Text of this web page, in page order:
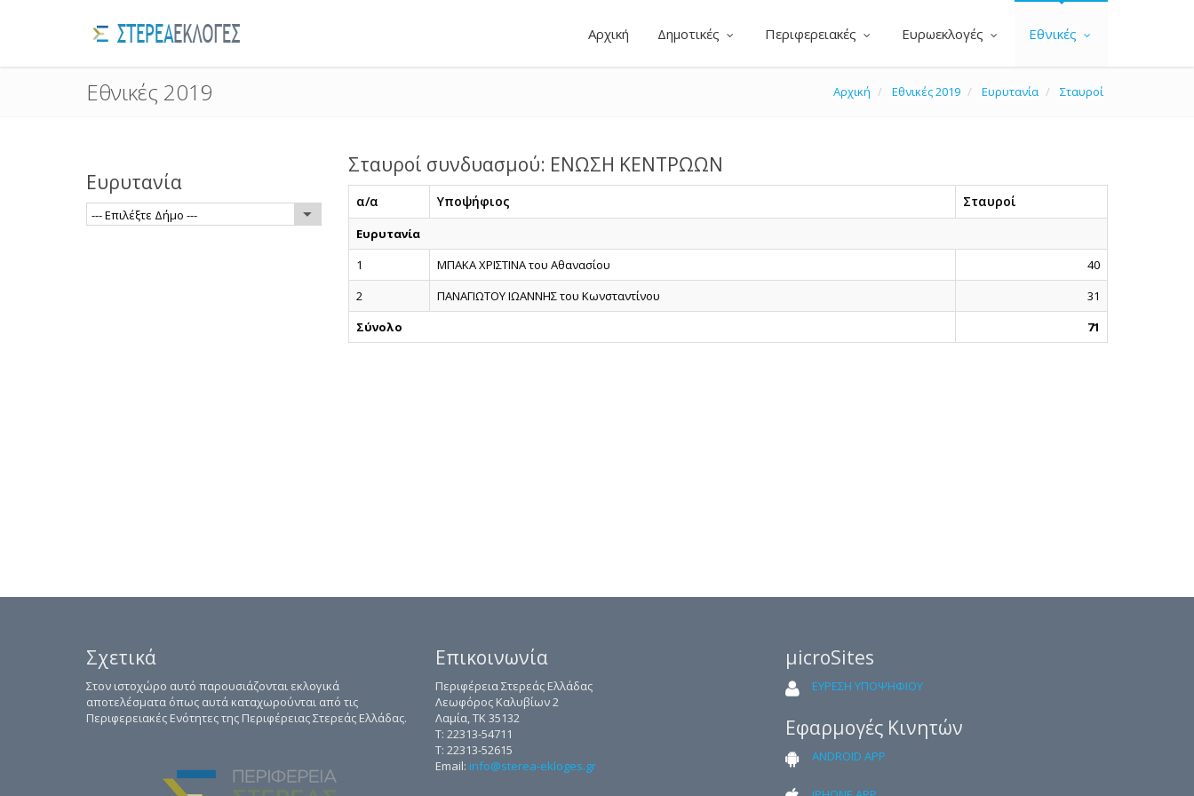
Αρχική Δημοτικές Περιφερειακές Ευρωεκλογές Εθνικές
Εθνικές 2019 Αρχική Εθνικές 2019 Ευρυτανία Σταυροί
Ευρυτανία
--- Επιλέξτε Δήμο ---
Σταυροί συνδυασμού: ΕΝΩΣΗ ΚΕΝΤΡΩΩΝ
α/α Υποψήφιος Σταυροί
Ευρυτανία
1
ΜΠΑΚΑ ΧΡΙΣΤΙΝΑ του Αθανασίου
40
2
ΠΑΝΑΓΙΩΤΟΥ ΙΩΑΝΝΗΣ του Κωνσταντίνου
31
Σύνολο
71
Σχετικά
Στον ιστοχώρο αυτό παρουσιάζονται εκλογικά
αποτελέσματα όπως αυτά καταχωρούνται από τις
Περιφερειακές Ενότητες της Περιφέρειας Στερεάς Ελλάδας.
Επικοινωνία
Περιφέρεια Στερεάς Ελλάδας
Λεωφόρος Καλυβίων 2
Λαμία, ΤΚ 35132
Τ: 22313-54711
Τ: 22313-52615
Email: info@sterea-ekloges.gr
μicroSites
ΕΥΡΕΣΗ ΥΠΟΨΗΦΙΟΥ
Εφαρμογές Κινητών
ANDROID APP